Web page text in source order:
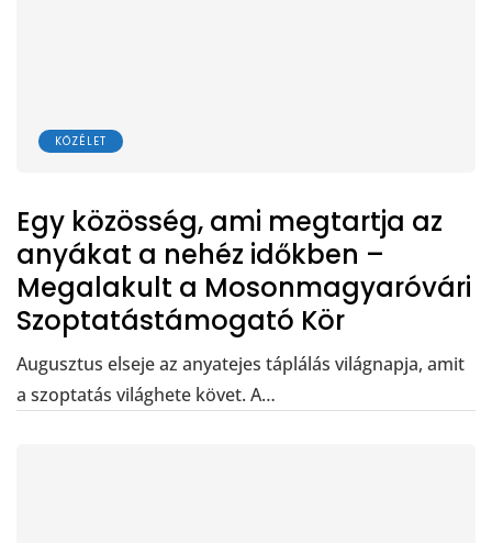
KÖZÉLET
Egy közösség, ami megtartja az
anyákat a nehéz időkben –
Megalakult a Mosonmagyaróvári
Szoptatástámogató Kör
Augusztus elseje az anyatejes táplálás világnapja, amit
a szoptatás világhete követ. A…